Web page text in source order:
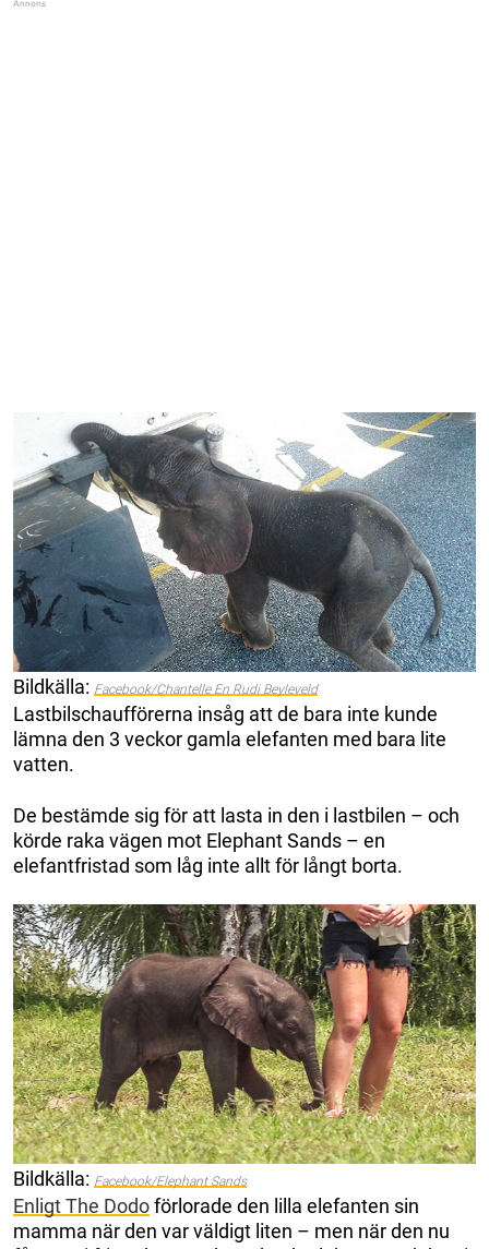
Bildkälla: Facebook/Chantelle En Rudi Beyleveld
Lastbilschaufförerna insåg att de bara inte kunde
lämna den 3 veckor gamla elefanten med bara lite
vatten.
De bestämde sig för att lasta in den i lastbilen – och
körde raka vägen mot Elephant Sands – en
elefantfristad som låg inte allt för långt borta.
Bildkälla: Facebook/Elephant Sands
Enligt The Dodoförlorade den lilla elefanten sin
mamma när den var väldigt liten – men när den nu